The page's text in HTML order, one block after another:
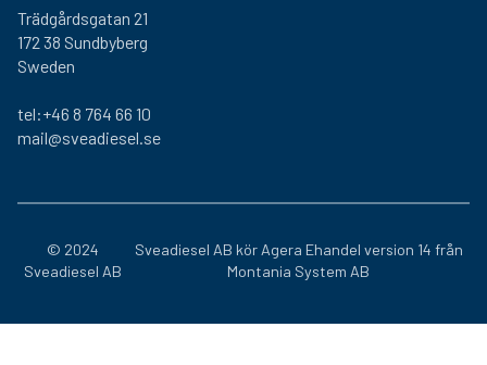
Trädgårdsgatan 21
172 38 Sundbyberg
Sweden
tel:+46 8 764 66 10
mail@sveadiesel.se
© 2024
Sveadiesel AB
Sveadiesel AB kör Agera Ehandel version 14 från
Montania System AB